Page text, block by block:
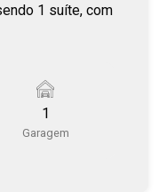
1 suíte, com
1
Garagem